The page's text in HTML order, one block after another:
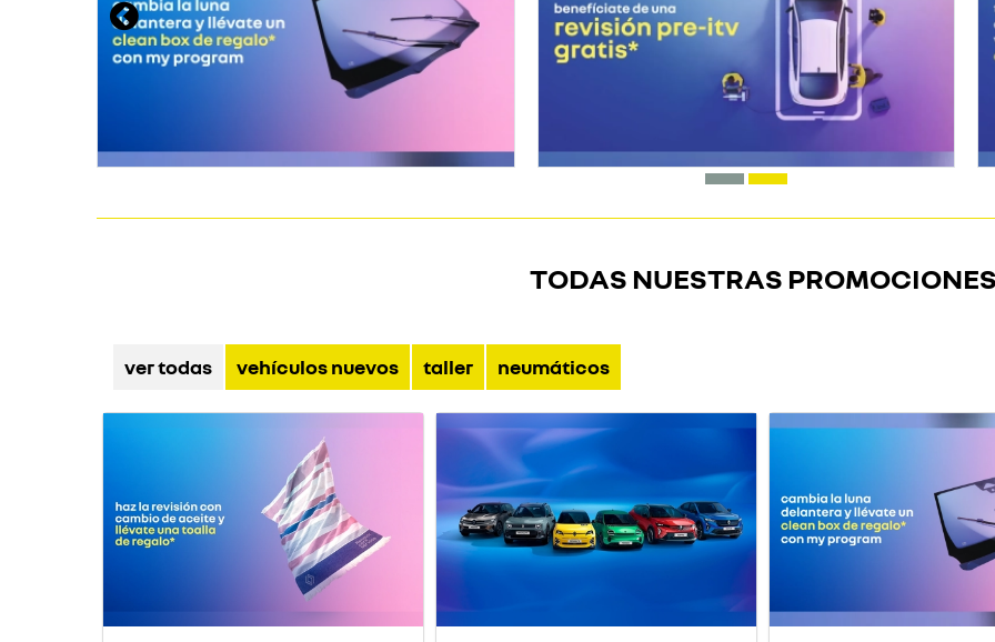
TODAS NUESTRAS
ver todas vehículos nuevos taller neumáticos